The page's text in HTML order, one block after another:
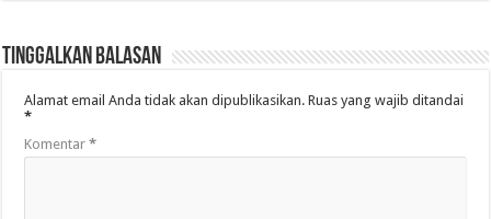
Tinggalkan Balasan
Alamat email Anda tidak akan dipublikasikan. Ruas yang wajib ditandai
*
Komentar*